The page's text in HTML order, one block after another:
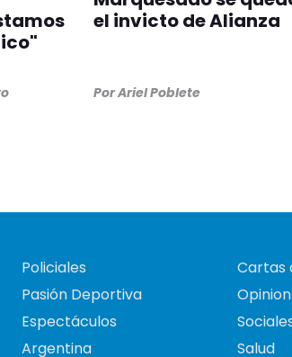
el invicto de Alianza
PorAriel Poblete
Policiales
Pasión Deportiva
Espectáculos
Argentina
Cartas
Opinion
Salud